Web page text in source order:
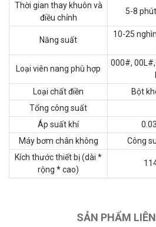
Thời gian thay khuôn và
điều chỉnh
5-8
Năng suất
10-25
Loại viên nang phù hợp
000#,
Loại chất điền
Bột
Tổng công suất
Áp suất khí
Máy bơm chân không
Công
Kích thước thiết bị (dài *
rộng * cao)
SẢN PHẨM